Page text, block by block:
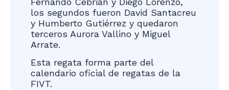
los segundos fueron David Santacreu
y Humberto Gutiérrez y quedaron
terceros Aurora Vallino y Miguel
Arrate.
Esta regata forma parte del
calendario oficial de regatas de la
FIVT.